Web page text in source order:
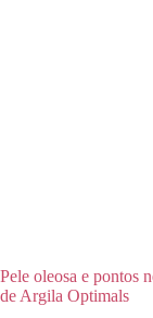
Pele oleosa e pontos
de Argila Optimals